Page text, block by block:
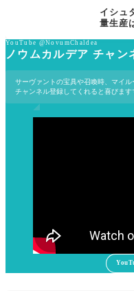
化クエ
編」
イシュ
量生産
YouTube @NovumChaldea
ノウムカルデア チャン
サーヴァントの宝具や召喚時、マイル
チャンネル登録してくれると喜びます